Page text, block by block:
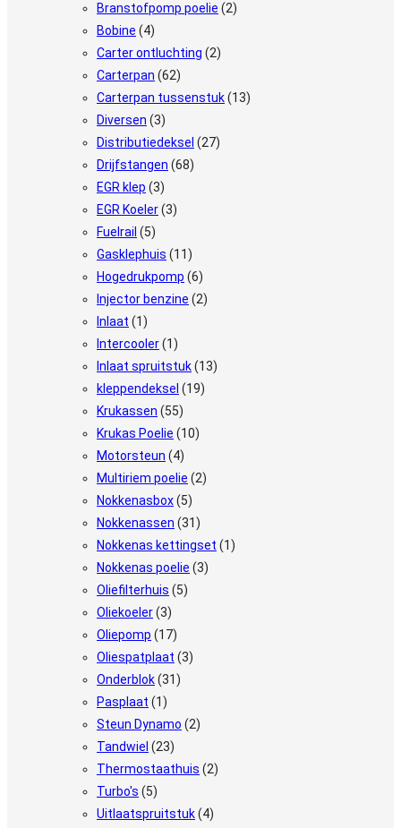
Branstofpomp poelie (2)
Bobine (4)
Carter ontluchting (2)
Carterpan (62)
Carterpan tussenstuk(13)
Diversen (3)
Distributiedeksel (27)
Drijfstangen (68)
EGR klep (3)
EGR Koeler(3)
Fuelrail (5)
Gasklephuis (11)
Hogedrukpomp (6)
Injector benzine (2)
Inlaat (1)
Intercooler(1)
Inlaat spruitstuk(13)
kleppendeksel (19)
Krukassen (55)
Krukas Poelie (10)
Motorsteun (4)
Multiriem poelie (2)
Nokkenasbox(5)
Nokkenassen (31)
Nokkenas kettingset (1)
Nokkenas poelie (3)
Oliefilterhuis (5)
Oliekoeler(3)
Oliepomp (17)
Oliespatplaat (3)
Onderblok(31)
Pasplaat (1)
Steun Dynamo (2)
Tandwiel (23)
Thermostaathuis (2)
Turbo's (5)
Uitlaatspruitstuk(4)